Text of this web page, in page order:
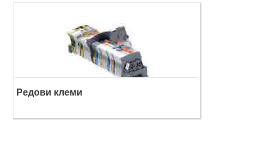
Редови клеми